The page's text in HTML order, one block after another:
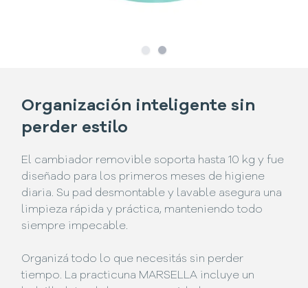
SlideSlide
Organización inteligente sin
perder estilo
El cambiador removible soporta hasta 10 kg y fue
diseñado para los primeros meses de higiene
diaria. Su pad desmontable y lavable asegura una
limpieza rápida y práctica, manteniendo todo
siempre impecable.
Organizá todo lo que necesitás sin perder
tiempo. La practicuna MARSELLA incluye un